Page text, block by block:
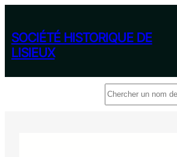
contenu
SOCIÉTÉ HISTORIQUE DE
LISIEUX